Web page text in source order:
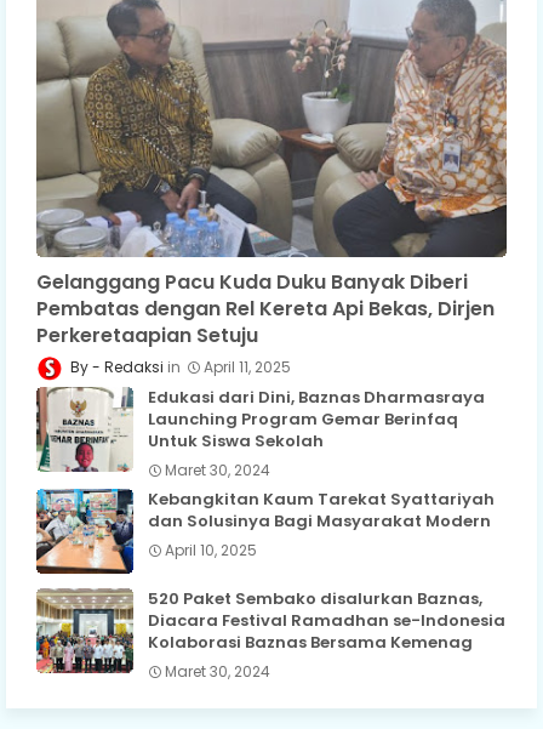
Gelanggang Pacu Kuda Duku Banyak Diberi
Pembatas dengan Rel Kereta Api Bekas, Dirjen
Perkeretaapian Setuju
Redaksi April 11, 2025
Edukasi dari Dini, Baznas Dharmasraya
Launching Program Gemar Berinfaq
Untuk Siswa Sekolah
Maret 30, 2024
Kebangkitan Kaum Tarekat Syattariyah
dan Solusinya Bagi Masyarakat Modern
April 10, 2025
520 Paket Sembako disalurkan Baznas,
Diacara Festival Ramadhan se-Indonesia
Kolaborasi Baznas Bersama Kemenag
Maret 30, 2024